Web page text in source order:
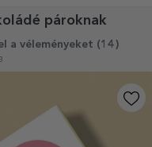
pároknak
a véleményeket (14 )